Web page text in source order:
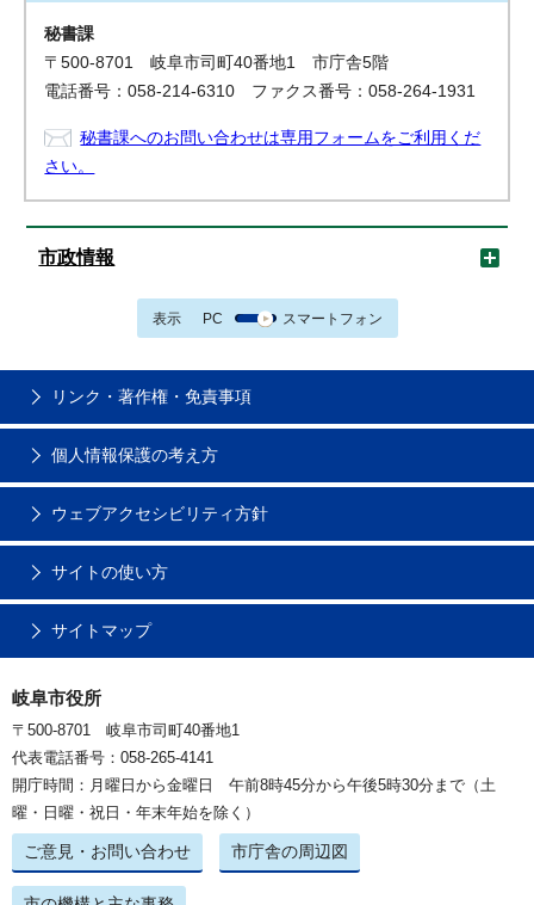
秘書課
〒500-8701 岐阜市司町40番地1 市庁舎5階
電話番号：058-214-6310 ファクス番号：058-264-1931
秘書課へのお問い合わせは専用フォームをご利用くだ
さい。
市政情報
表示 PC スマートフォン
リンク・著作権・免責事項
個人情報保護の考え方
ウェブアクセシビリティ方針
サイトの使い方
サイトマップ
岐阜市役所
〒500-8701 岐阜市司町40番地1
代表電話番号：058-265-4141
開庁時間：月曜日から金曜日 午前8時45分から午後5時30分まで（土
曜・日曜・祝日・年末年始を除く）
ご意見・お問い合わせ 市庁舎の周辺図